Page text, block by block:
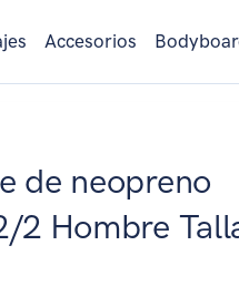
Accesorios
de neopreno
2 Hombre